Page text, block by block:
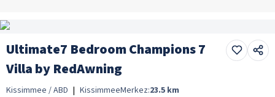
Ultimate7 Bedroom Champions 7
Villa by RedAwning
Kissimmee / ABD | KissimmeeMerkez:23.5 km